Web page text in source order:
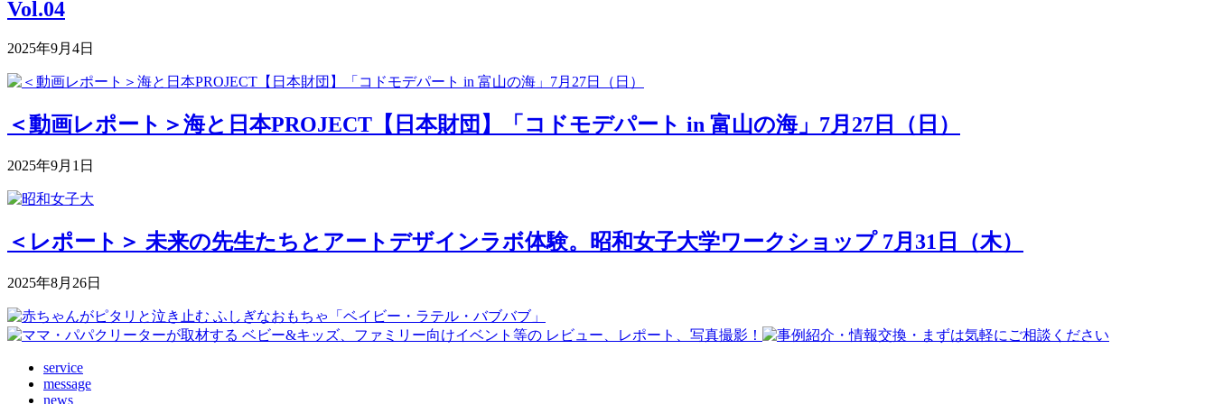
Vol.04
2025年9月4日
＜動画レポート＞海と日本PROJECT【日本財団】「コドモデパート in 富山の海」7月27日（日）
2025年9月1日
＜レポート＞ 未来の先生たちとアートデザインラボ体験。昭和女子大学ワークショップ 7月31日（木）
2025年8月26日
service
message
news